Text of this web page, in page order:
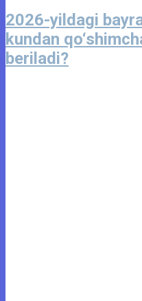
2026-yildagi
kundan
beriladi?